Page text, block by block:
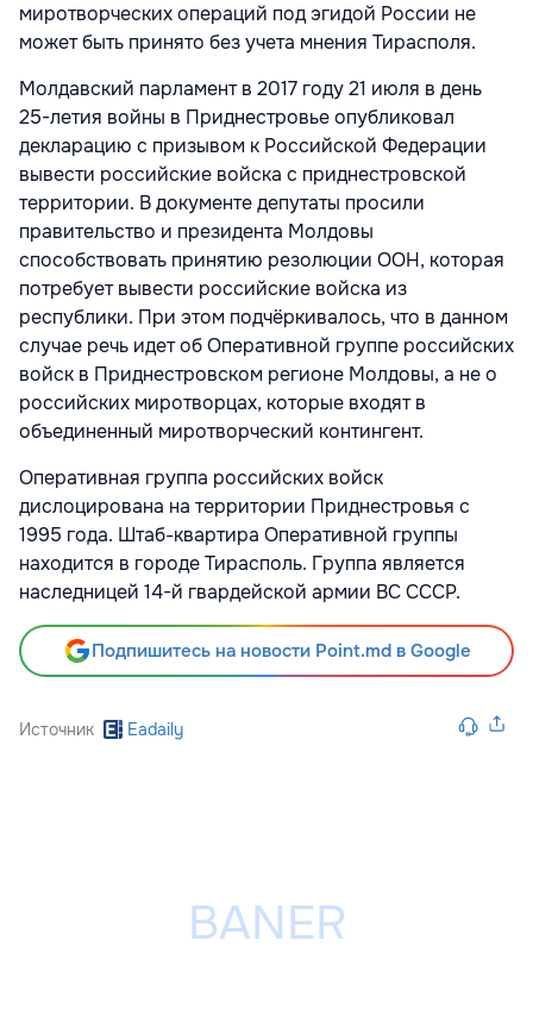
миротворческих операций под эгидой России не
может быть принято без учета мнения Тирасполя.
Молдавский парламент в 2017 году 21 июля в день
25-летия войны в Приднестровье опубликовал
декларацию с призывом к Российской Федерации
вывести российские войска с приднестровской
территории. В документе депутаты просили
правительство и президента Молдовы
способствовать принятию резолюции ООН, которая
потребует вывести российские войска из
республики. При этом подчёркивалось, что в данном
случае речь идет об Оперативной группе российских
войск в Приднестровском регионе Молдовы, а не о
российских миротворцах, которые входят в
объединенный миротворческий контингент.
Оперативная группа российских войск
дислоцирована на территории Приднестровья с
1995 года. Штаб-квартира Оперативной группы
находится в городе Тирасполь. Группа является
наследницей 14-й гвардейской армии ВС СССР.
Подпишитесь на новости Point.md в Google
Источник Eadaily